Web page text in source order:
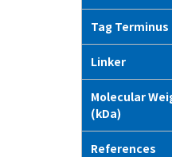
Tag Terminus
Linker
Molecular
(kDa)
References